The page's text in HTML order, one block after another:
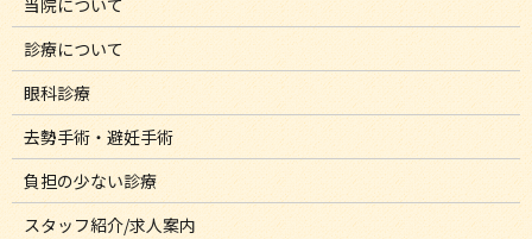
当院について
診療について
眼科診療
去勢手術・避妊手術
負担の少ない診療
スタッフ紹介/求人案内